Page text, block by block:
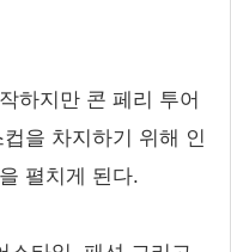
하지만 콘 페리 투어
을 차지하기 위해 인
펼치게 된다.